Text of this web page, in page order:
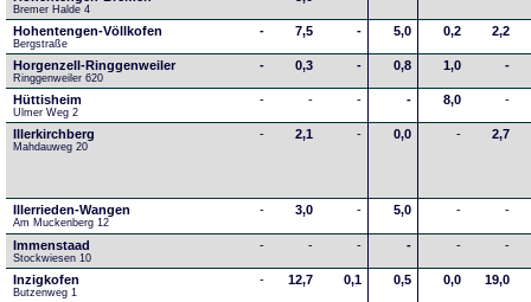
Bremer Halde 4
Hohentengen-Völlkofen
Bergstraße
- 7,5 - 5,0 0,2 2,2
Horgenzell-Ringgenweiler
Ringgenweiler 620
- 0,3 - 0,8 1,0 -
Hüttisheim
Ulmer Weg 2
- - - - 8,0 -
Illerkirchberg
Mahdauweg 20
- 2,1 - 0,0 - 2,7
Illerrieden-Wangen
Am Muckenberg 12
- 3,0 - 5,0 - -
Immenstaad
Stockwiesen 10
- - - - - -
Inzigkofen
Butzenweg 1
- 12,7 0,1 0,5 0,0 19,0